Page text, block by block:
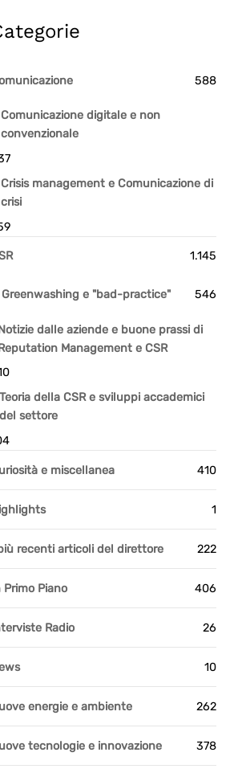
588
Comunicazione digitale e non
convenzionale
Crisis management e Comunicazione di
crisi
1.145
Greenwashing e "bad-practice" 546
dalle aziende e buone prassi di
Management e CSR
Teoria della CSR e sviluppi accademici
del settore
e miscellanea 410
1
recenti articoli del direttore 222
Primo Piano 406
Radio 26
10
energie e ambiente 262
tecnologie e innovazione 378